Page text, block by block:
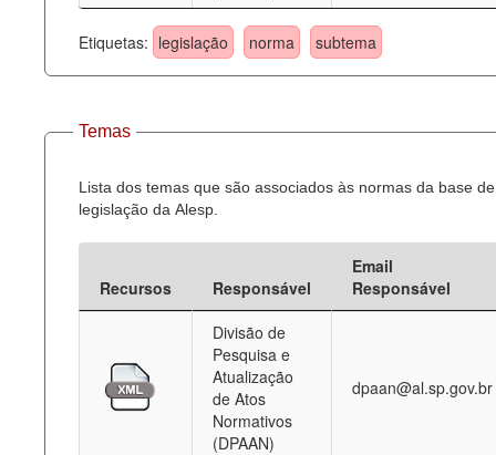
Etiquetas: legislação norma subtema
Temas
Lista dos temas que são associados às normas da base de
legislação da Alesp.
Recursos Responsável
Email
Responsável
Divisão de
Pesquisa e
Atualização
de Atos
Normativos
(DPAAN)
dpaan@al.sp.gov.br